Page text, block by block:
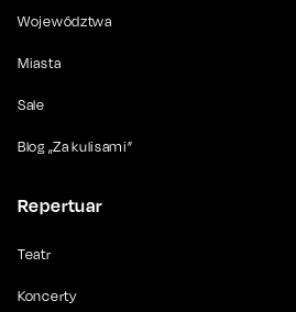
Województwa
Miasta
Sale
Blog „Za kulisami”
Repertuar
Teatr
Koncerty